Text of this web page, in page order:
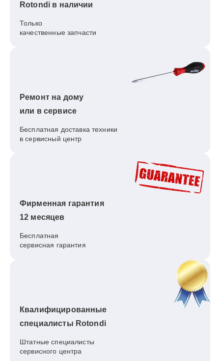
Rotondi в наличии
Только
качественные запчасти
Ремонт на дому
или в сервисе
Бесплатная доставка техники
в сервисный центр
Фирменная гарантия
12 месяцев
Бесплатная
сервисная гарантия
Квалифицированные
специалисты Rotondi
Штатные специалисты
сервисного центра